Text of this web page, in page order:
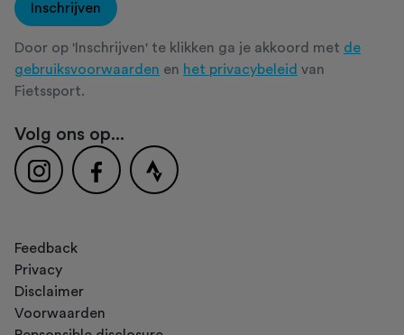
Inschrijven
Door op 'Inschrijven' te klikken ga je akkoord met de
gebruiksvoorwaarden en het privacybeleid van
Fietssport.
Volg ons op...
Feedback
Privacy
Disclaimer
Voorwaarden